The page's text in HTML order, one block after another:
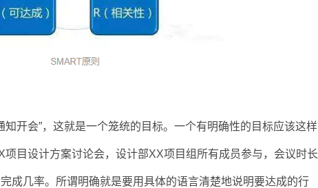
开会”，这就是一个笼统的目标。一个有明确性的目标应该这样
目设计方案讨论会，设计部XX项目组所有成员参与，会议时长
成几率。所谓明确就是要用具体的语言清楚地说明要达成的行